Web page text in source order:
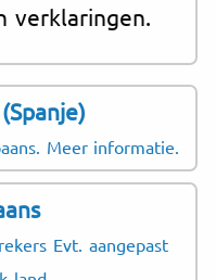
verklaringen.
Meer informatie.
Evt. aangepast